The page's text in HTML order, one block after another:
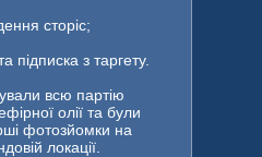
сторіс;
підписка з таргету.
всю партію
олії та були
фотозйомки на
локації.